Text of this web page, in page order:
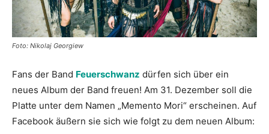
Foto: Nikolaj Georgiew
Fans der Band Feuerschwanz dürfen sich über ein
neues Album der Band freuen! Am 31. Dezember soll die
Platte unter dem Namen „Memento Mori“ erscheinen. Auf
Facebook äußern sie sich wie folgt zu dem neuen Album: